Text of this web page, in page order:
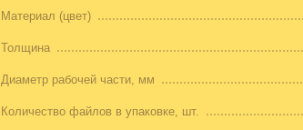
Материал (цвет)
Толщина
Диаметр рабочей части, мм
Количество файлов в упаковке, шт.